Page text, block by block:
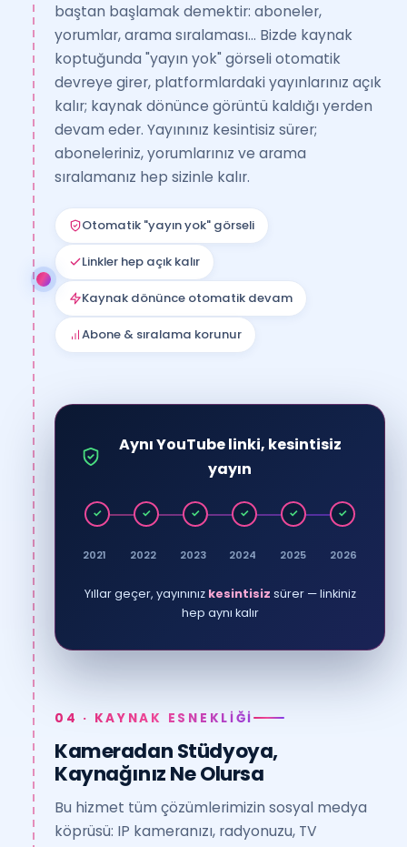
baştan başlamak demektir: aboneler,
yorumlar, arama sıralaması… Bizde kaynak
koptuğunda "yayın yok" görseli otomatik
devreye girer, platformlardaki yayınlarınız açık
kalır; kaynak dönünce görüntü kaldığı yerden
devam eder. Yayınınız kesintisiz sürer;
aboneleriniz, yorumlarınız ve arama
sıralamanız hep sizinle kalır.
Otomatik "yayın yok" görseli
Linkler hep açık kalır
Kaynak dönünce otomatik devam
Abone & sıralama korunur
Aynı YouTube linki, kesintisiz
yayın
✓ ✓ ✓ ✓ ✓ ✓
2021 2022 2023 2024 2025 2026
Yıllar geçer, yayınınız kesintisiz sürer — linkiniz
hep aynı kalır
04 · KAYNAK ESNEKLİĞİ
Kameradan Stüdyoya,
Kaynağınız Ne Olursa
Bu hizmet tüm çözümlerimizin sosyal medya
köprüsü: IP kameranızı, radyonuzu, TV